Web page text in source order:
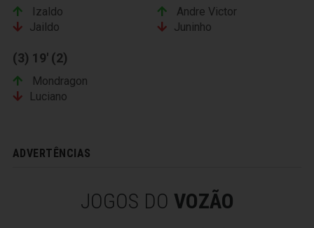
Izaldo
Jaildo
Andre Victor
Juninho
(3) 19' (2)
Mondragon
Luciano
ADVERTÊNCIAS
JOGOS DO VOZÃO